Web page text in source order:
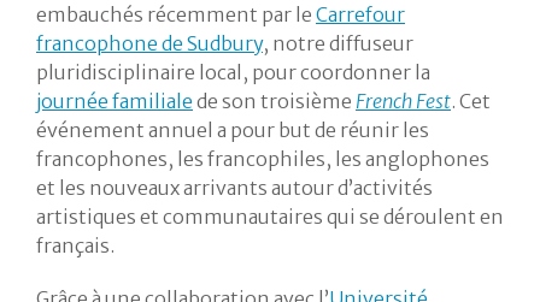
embauchés récemment par le Carrefour
francophone de Sudbury, notre diffuseur
pluridisciplinaire local, pour coordonner la
journée familiale de son troisième French Fest. Cet
événement annuel a pour but de réunir les
francophones, les francophiles, les anglophones
et les nouveaux arrivants autour d’activités
artistiques et communautaires qui se déroulent en
français.